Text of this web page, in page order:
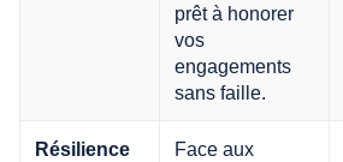
prêt à honorer
vos
engagements
sans faille.
Résilience
Face aux